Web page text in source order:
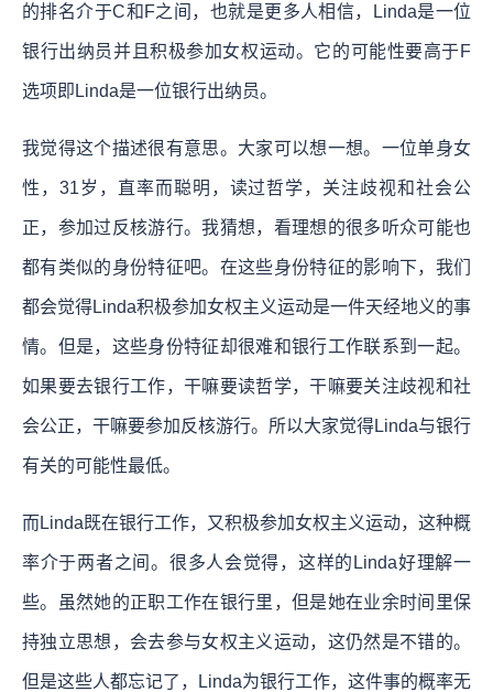
的排名介于C和F之间，也就是更多人相信，Linda是一位
银行出纳员并且积极参加女权运动。它的可能性要高于F
选项即Linda是一位银行出纳员。
我觉得这个描述很有意思。大家可以想一想。一位单身女
性，31岁，直率而聪明，读过哲学，关注歧视和社会公
正，参加过反核游行。我猜想，看理想的很多听众可能也
都有类似的身份特征吧。在这些身份特征的影响下，我们
都会觉得Linda积极参加女权主义运动是一件天经地义的事
情。但是，这些身份特征却很难和银行工作联系到一起。
如果要去银行工作，干嘛要读哲学，干嘛要关注歧视和社
会公正，干嘛要参加反核游行。所以大家觉得Linda与银行
有关的可能性最低。
而Linda既在银行工作，又积极参加女权主义运动，这种概
率介于两者之间。很多人会觉得，这样的Linda好理解一
些。虽然她的正职工作在银行里，但是她在业余时间里保
持独立思想，会去参与女权主义运动，这仍然是不错的。
但是这些人都忘记了，Linda为银行工作，这件事的概率无